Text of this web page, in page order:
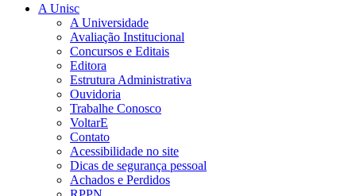
A Unisc
A Universidade
Avaliação Institucional
Concursos e Editais
Editora
Estrutura Administrativa
Ouvidoria
Trabalhe Conosco
VoltarE
Contato
Acessibilidade no site
Dicas de segurança pessoal
Achados e Perdidos